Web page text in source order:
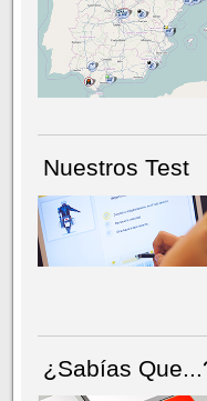
NÚMERO ACTUAL
Nuestros Test
¿Sabías